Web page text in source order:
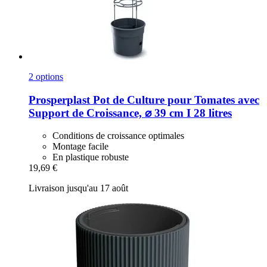
2 options
Prosperplast Pot de Culture pour Tomates avec
Support de Croissance, ⌀ 39 cm I 28 litres
Conditions de croissance optimales
Montage facile
En plastique robuste
19,69 €
Livraison jusqu'au 17 août